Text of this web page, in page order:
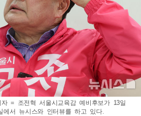
= 조전혁 서울시교육감 예비후보가 13일
서 뉴시스와 인터뷰를 하고 있다.